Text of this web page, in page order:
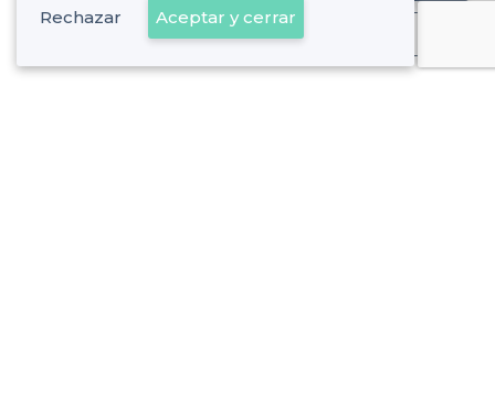
Ya es cliente
Rechazar Aceptar y cerrar